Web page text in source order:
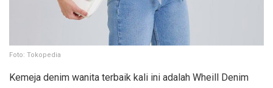
Foto: Tokopedia
Kemeja denim wanita terbaik kali ini adalah Wheill Denim